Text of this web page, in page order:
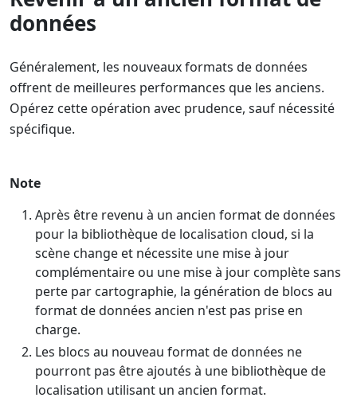
données
Généralement, les nouveaux formats de données
offrent de meilleures performances que les anciens.
Opérez cette opération avec prudence, sauf nécessité
spécifique.
Note
Après être revenu à un ancien format de données
pour la bibliothèque de localisation cloud, si la
scène change et nécessite une mise à jour
complémentaire ou une mise à jour complète sans
perte par cartographie, la génération de blocs au
format de données ancien n'est pas prise en
charge.
Les blocs au nouveau format de données ne
pourront pas être ajoutés à une bibliothèque de
localisation utilisant un ancien format.